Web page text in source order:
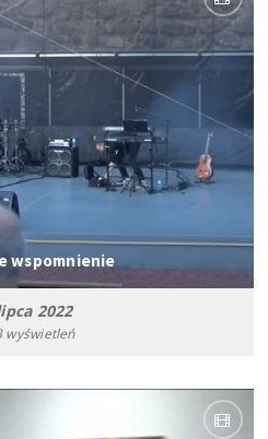
wspomnienie
2022
wyświetleń